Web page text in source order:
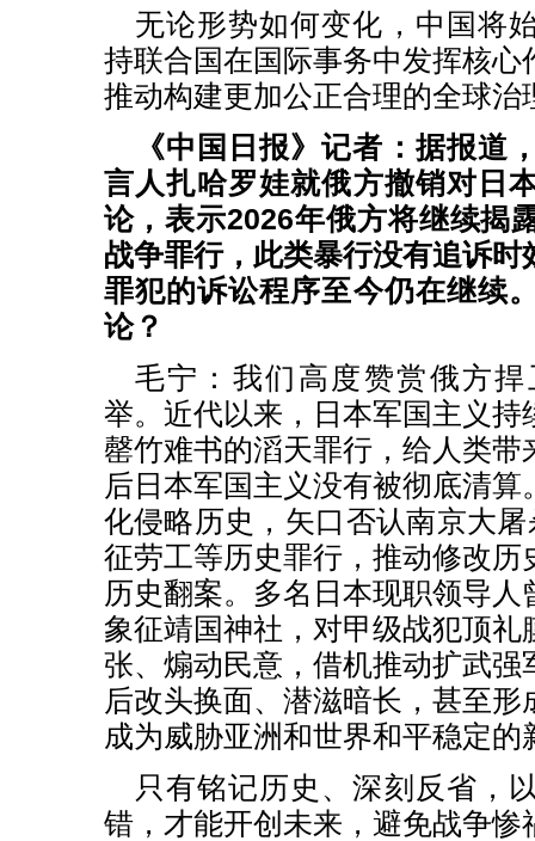
无论形势如何变化，中国将
持联合国在国际事务中发挥核心
推动构建更加公正合理的全球治
《中国日报》记者：据报道
言人扎哈罗娃就俄方撤销对日
论，表示2026年俄方将继续揭
战争罪行，此类暴行没有追诉时
罪犯的诉讼程序至今仍在继续
论？
毛宁：我们高度赞赏俄方
举。近代以来，日本军国主义持
罄竹难书的滔天罪行，给人类带
后日本军国主义没有被彻底清
化侵略历史，矢口否认南京大屠
征劳工等历史罪行，推动修改历
历史翻案。多名日本现职领导
象征靖国神社，对甲级战犯顶礼
张、煽动民意，借机推动扩武强
后改头换面、潜滋暗长，甚至
成为威胁亚洲和世界和平稳定的
只有铭记历史、深刻反省，
错，才能开创未来，避免战争惨